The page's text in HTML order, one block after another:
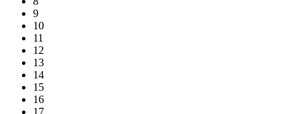
9
10
11
12
13
14
15
16
17